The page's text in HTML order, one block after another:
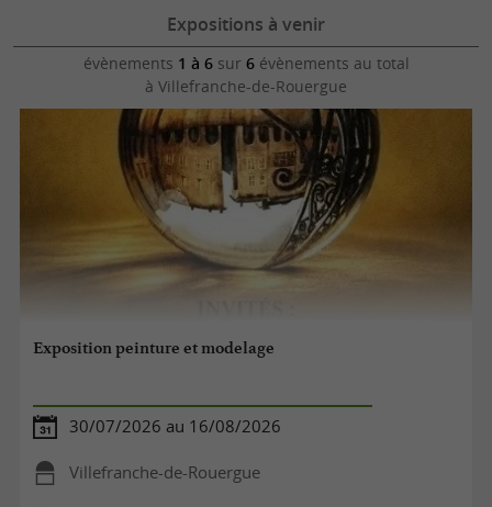
Expositions à venir
évènements 1 à 6sur 6évènements au total
à Villefranche-de-Rouergue
Exposition peinture et modelage
30/07/2026 au 16/08/2026
Villefranche-de-Rouergue